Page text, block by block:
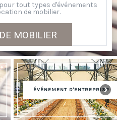
tout types d'événements
de mobilier.
MOBILIER
ÉVÉNEMENT D'ENTREPRISE